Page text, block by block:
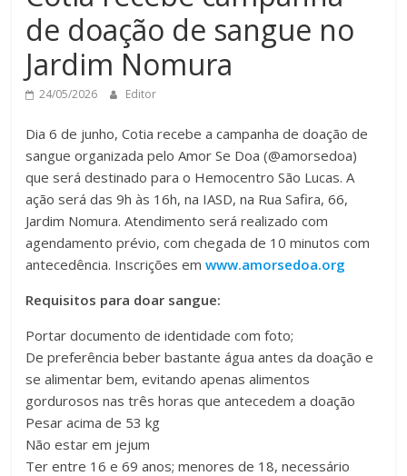
de doação de sangue no
Jardim Nomura
24/05/2026 Editor
Dia 6 de junho, Cotia recebe a campanha de doação de
sangue organizada pelo Amor Se Doa (@amorsedoa)
que será destinado para o Hemocentro São Lucas. A
ação será das 9h às 16h, na IASD, na Rua Safira, 66,
Jardim Nomura. Atendimento será realizado com
agendamento prévio, com chegada de 10 minutos com
antecedência. Inscrições emwww.amorsedoa.org
Requisitos para doar sangue:
Portar documento de identidade com foto;
De preferência beber bastante água antes da doação e
se alimentar bem, evitando apenas alimentos
gordurosos nas três horas que antecedem a doação
Pesar acima de 53 kg
Não estar em jejum
Ter entre 16 e 69 anos; menores de 18, necessário